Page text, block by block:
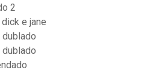
2
e jane